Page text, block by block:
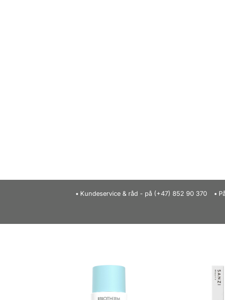
Kundeservice & råd - på (+47) 852 90 370